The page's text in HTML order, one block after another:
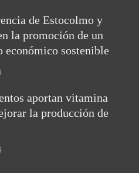
de Estocolmo y
la promoción de un
económico sostenible
aportan vitamina
la producción de